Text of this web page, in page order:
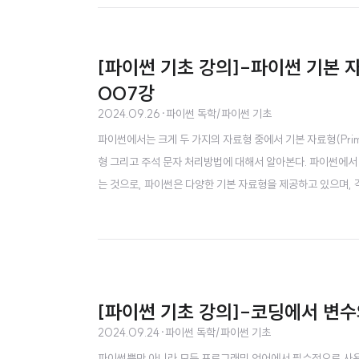
[파이썬 기초 강의]-파이썬 기본
007강
2024.09.26 ·파이썬 독학/파이썬 기초
파이썬에서는 크게 두 가지의 자료형 중에서 기본 자료형
형 그리고 주석 문자 처리방법에 대해서 알아본다. 파이썬
는 것으로, 파이썬은 다양한 기본 자료형을 제공하고 있으며
[파이썬 기초 강의]-코딩에서 변
2024.09.24·파이썬 독학/파이썬 기초